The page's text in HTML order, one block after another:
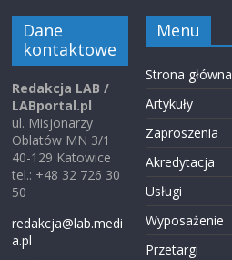
Dane
kontaktowe
Redakcja LAB /
LABportal.pl
ul. Misjonarzy
Oblatów MN 3/1
40-129 Katowice
tel.: +48 32 726 30
50
redakcja@lab.medi
a.pl
Menu
Strona główna
Artykuły
Zaproszenia
Akredytacja
Usługi
Wyposażenie
Przetargi